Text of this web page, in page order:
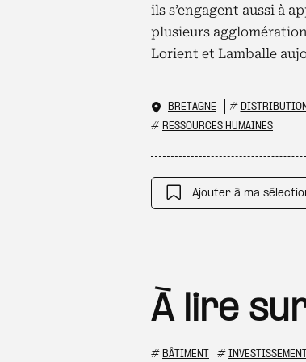
ils s’engagent aussi à
plusieurs
Lorient et Lamballe
BRETAGNE #
# RESSOURCES HUMAINES
Ajouter à ma
À lire
# BÂTIMENT #